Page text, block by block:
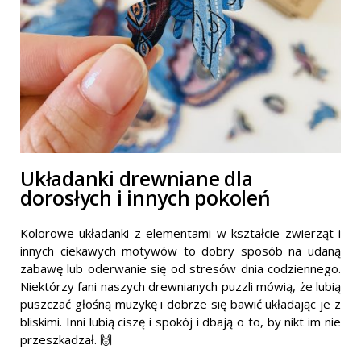
Układanki drewniane dla
dorosłych i innych pokoleń
Kolorowe układanki z elementami w kształcie zwierząt i
innych ciekawych motywów to dobry sposób na udaną
zabawę lub oderwanie się od stresów dnia codziennego.
Niektórzy fani naszych drewnianych puzzli mówią, że lubią
puszczać głośną muzykę i dobrze się bawić układając je z
bliskimi. Inni lubią ciszę i spokój i dbają o to, by nikt im nie
przeszkadzał. 🙌